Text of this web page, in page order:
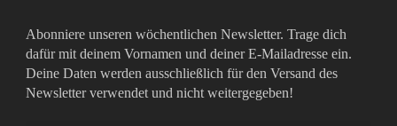
Abonniere unseren wöchentlichen Newsletter. Trage dich
dafür mit deinem Vornamen und deiner E-Mailadresse ein.
Deine Daten werden ausschließlich für den Versand des
Newsletter verwendet und nicht weitergegeben!